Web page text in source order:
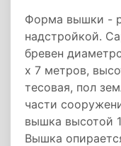
Форма вышки -
надстройкой.
бревен
х 7 метров,
тесовая, пол
части
вышка высотой
Вышка